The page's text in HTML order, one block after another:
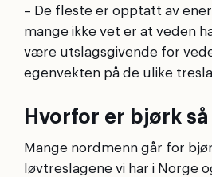
– De fleste er opptatt av
mange ikke vet er at veden
være utslagsgivende for
egenvekten på de ulike
Hvorfor er bjørk
Mange nordmenn går for
løvtreslagene vi har i Norge